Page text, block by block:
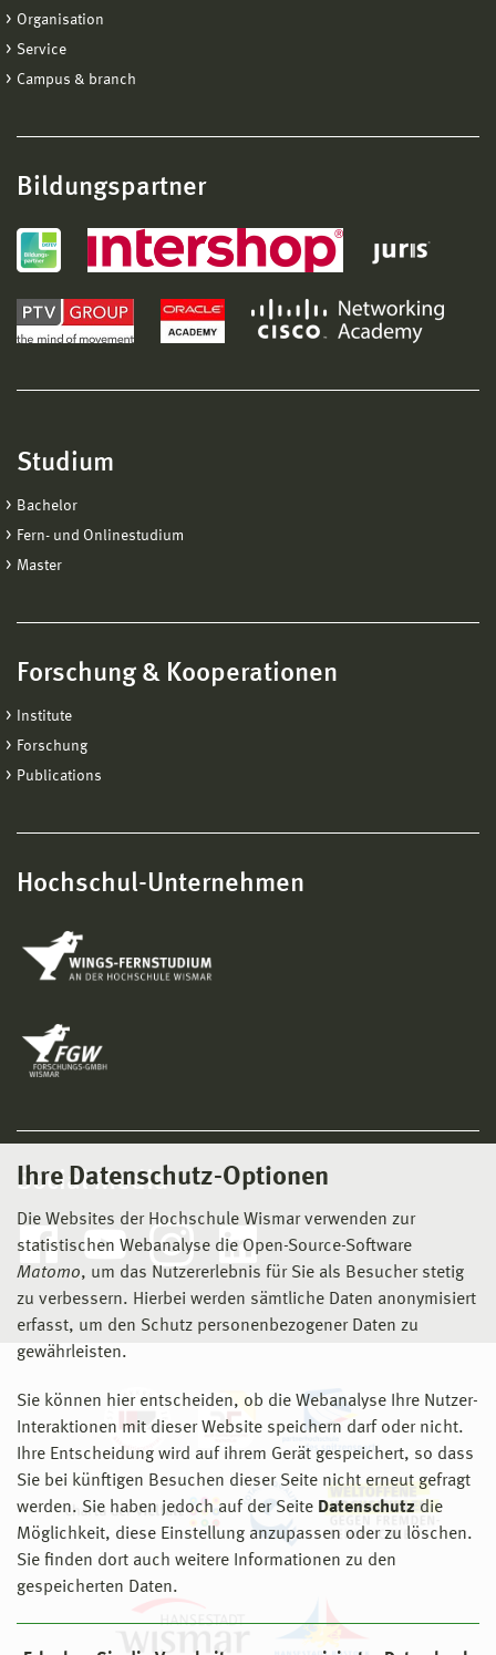
Ihre Datenschutz-Optionen
Die Websites der Hochschule Wismar verwenden zur
statistischen Webanalyse die Open-Source-Software
Matomo, um das Nutzererlebnis für Sie als Besucher stetig
zu verbessern. Hierbei werden sämtliche Daten anonymisiert
erfasst, um den Schutz personenbezogener Daten zu
gewährleisten.
Sie können hier entscheiden, ob die Webanalyse Ihre Nutzer-
Interaktionen mit dieser Website speichern darf oder nicht.
Ihre Entscheidung wird auf ihrem Gerät gespeichert, so dass
Sie bei künftigen Besuchen dieser Seite nicht erneut gefragt
werden. Sie haben jedoch auf der Seite Datenschutz die
Möglichkeit, diese Einstellung anzupassen oder zu löschen.
Sie finden dort auch weitere Informationen zu den
gespeicherten Daten.
Organisation
Service
Campus & branch
Bildungspartner
Studium
Bachelor
Fern- und Onlinestudium
Master
Forschung & Kooperationen
Institute
Forschung
Publications
Hochschul-Unternehmen
Social Media